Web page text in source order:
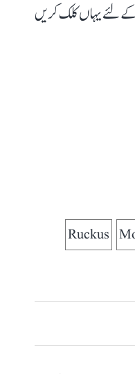
لئے یہاں کلک کریں
Ruckus